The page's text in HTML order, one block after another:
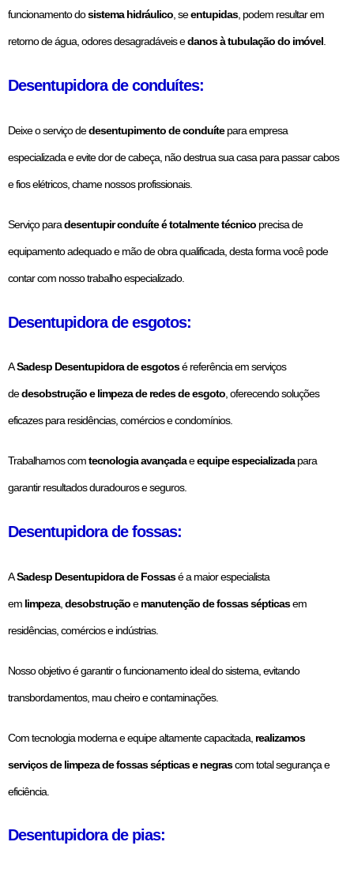
funcionamento dosistema hidráulico, seentupidas, podem resultar em
retorno de água, odores desagradáveis edanos à tubulação do imóvel.
Desentupidora de conduítes:
Deixe o serviço dedesentupimento de conduítepara empresa
especializada e evite dor de cabeça, não destrua sua casa para passar cabos
e fios elétricos, chame nossos profissionais.
Serviço paradesentupir conduíte é totalmente técnico precisa de
equipamento adequado e mão de obra qualificada, desta forma você pode
contar com nosso trabalho especializado.
Desentupidora de esgotos:
ASadesp Desentupidora de esgotosé referência em serviços
dedesobstrução e limpeza de redes de esgoto, oferecendo soluções
eficazes para residências, comércios e condomínios.
Trabalhamos comtecnologia avançadaeequipe especializadapara
garantir resultados duradouros e seguros.
Desentupidora de fossas:
ASadesp Desentupidora de Fossasé a maior especialista
em limpeza, desobstruçãoemanutenção de fossas sépticasem
residências, comércios e indústrias.
Nosso objetivo é garantir o funcionamento ideal do sistema, evitando
transbordamentos, mau cheiro e contaminações.
Com tecnologia moderna e equipe altamente capacitada, realizamos
serviços de limpeza de fossas sépticas e negrascom total segurança e
eficiência.
Desentupidora de pias: